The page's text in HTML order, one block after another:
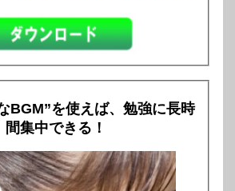
を使えば、勉強に長時
間集中できる！